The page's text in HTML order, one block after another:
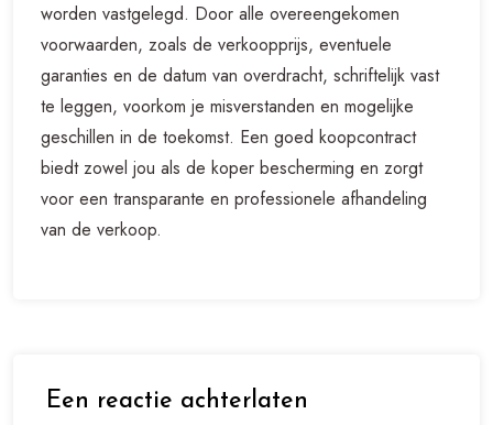
worden vastgelegd. Door alle overeengekomen
voorwaarden, zoals de verkoopprijs, eventuele
garanties en de datum van overdracht, schriftelijk vast
te leggen, voorkom je misverstanden en mogelijke
geschillen in de toekomst. Een goed koopcontract
biedt zowel jou als de koper bescherming en zorgt
voor een transparante en professionele afhandeling
van de verkoop.
Een reactie achterlaten